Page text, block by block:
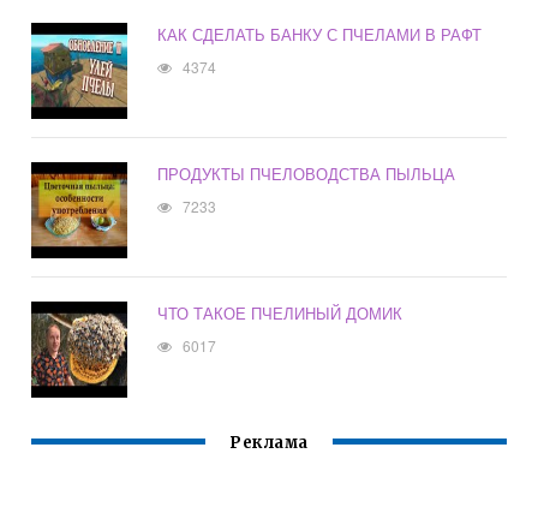
КАК СДЕЛАТЬ БАНКУ С ПЧЕЛАМИ В РАФТ
4374
ПРОДУКТЫ ПЧЕЛОВОДСТВА ПЫЛЬЦА
7233
ЧТО ТАКОЕ ПЧЕЛИНЫЙ ДОМИК
6017
Реклама